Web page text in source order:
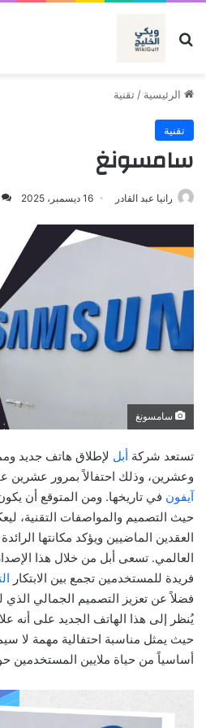
بحث عن
الرئيسية / تقنية
تقنية
سامسونغ
رانيا عبد القادر 16 ديسمبر، 2025
سامسونغ
تستعد شركة أبل لإطلاق هاتف جديد
وعشرين، وذلك احتفالاً بمرور عشرين
آيفون في تاريخها. ومن المتوقع أن
حيث التصميم والمواصفات التقنية،
العقدين الماضيين ويؤكد مكانتها
العالمي. تسعى أبل من خلال هذا
فريدة للمستخدمين تجمع بين الابتكار
فضلاً عن تعزيز التصميم الجمالي الذي
يُنظر إلى هذا الهاتف الجديد على أنه
حيث يمثل مناسبة احتفالية مهمة لا
أساسياً من حياة ملايين المستخدمين